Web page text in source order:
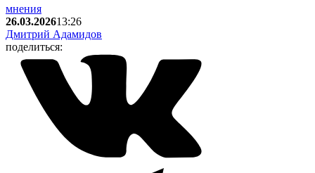
мнения
26.03.202613:26
Дмитрий Адамидов
поделиться: